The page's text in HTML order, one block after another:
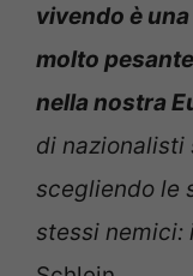
vivendo è
molto
nella nostra
di nazionalisti
scegliendo le
stessi nemici: